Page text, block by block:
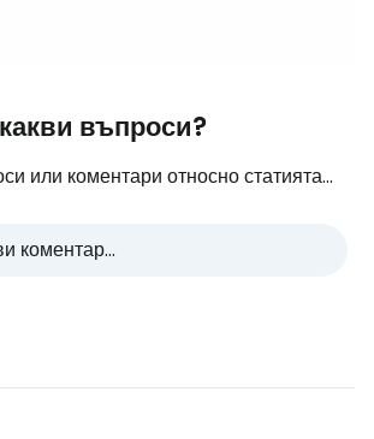
въпроси?
или коментари относно статията...
коментар...